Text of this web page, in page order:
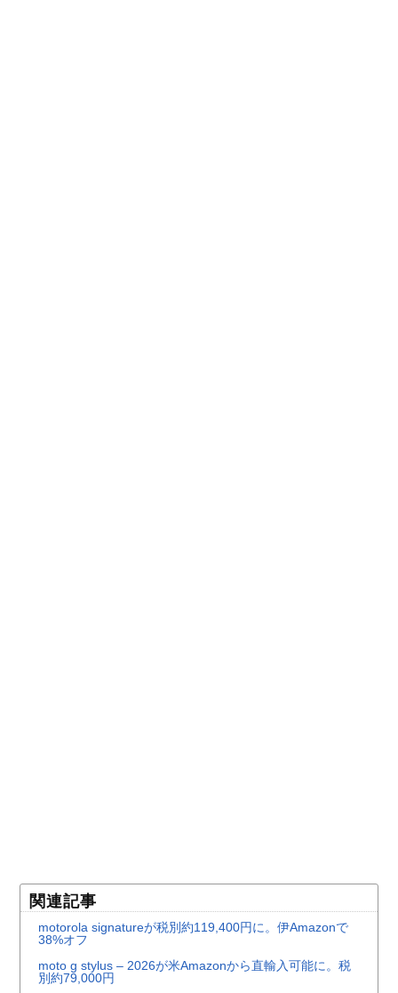
関連記事
motorola signatureが税別約119,400円に。伊Amazonで
38%オフ
moto g stylus – 2026が米Amazonから直輸入可能に。税
別約79,000円